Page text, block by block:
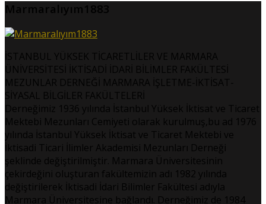
Marmaralıyım1883
İSTANBUL YÜKSEK TİCARETLİLER VE MARMARA
ÜNİVERSİTESİ İKTİSADİ İDARİ BİLİMLER FAKÜLTESİ
MEZUNLAR DERNEĞİ MARMARA İŞLETME-İKTİSAT-
SİYASAL BİLGİLER FAKÜLTELERİ
Derneğimiz 1936 yılında İstanbul Yüksek İktisat ve Ticaret
Mektebi Mezunları Cemiyeti olarak kurulmuş,bu ad 1976
yılında İstanbul Yüksek İktisat ve Ticaret Mektebi ve
İktisadi Ticari İlimler Akademisi Mezunları Derneği
şeklinde değiştirilmiştir. Marmara Üniversitesinin
çekirdeğini oluşturan fakültemizin adı 1982 yılında
değiştirilerek İktisadi İdari Bilimler Fakültesi adıyla
Marmara Üniversitesine bağlandı. Derneğimiz de 1984